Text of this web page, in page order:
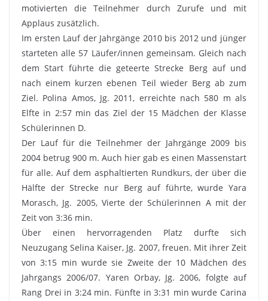
motivierten die Teilnehmer durch Zurufe und mit
Applaus zusätzlich.
Im ersten Lauf der Jahrgänge 2010 bis 2012 und jünger
starteten alle 57 Läufer/innen gemeinsam. Gleich nach
dem Start führte die geteerte Strecke Berg auf und
nach einem kurzen ebenen Teil wieder Berg ab zum
Ziel. Polina Amos, Jg. 2011, erreichte nach 580 m als
Elfte in 2:57 min das Ziel der 15 Mädchen der Klasse
Schülerinnen D.
Der Lauf für die Teilnehmer der Jahrgänge 2009 bis
2004 betrug 900 m. Auch hier gab es einen Massenstart
für alle. Auf dem asphaltierten Rundkurs, der über die
Hälfte der Strecke nur Berg auf führte, wurde Yara
Morasch, Jg. 2005, Vierte der Schülerinnen A mit der
Zeit von 3:36 min.
Über einen hervorragenden Platz durfte sich
Neuzugang Selina Kaiser, Jg. 2007, freuen. Mit ihrer Zeit
von 3:15 min wurde sie Zweite der 10 Mädchen des
Jahrgangs 2006/07. Yaren Orbay, Jg. 2006, folgte auf
Rang Drei in 3:24 min. Fünfte in 3:31 min wurde Carina